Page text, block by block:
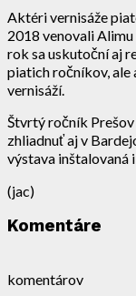
Aktéri vernisáže
2018 venovali
rok sa uskutoční aj
piatich ročníkov, ale
vernisáží.
Štvrtý ročník
zhliadnuť aj v
výstava inštalovaná
(jac)
Komentáre
komentárov